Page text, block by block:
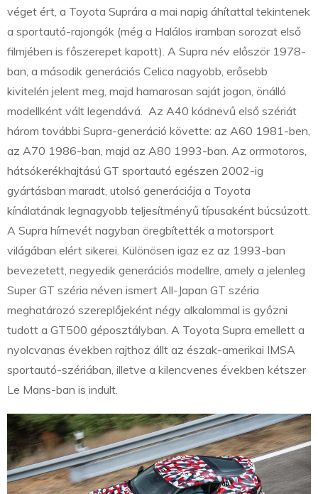
véget ért, a Toyota Suprára a mai napig áhítattal tekintenek
a sportautó-rajongók (még a Halálos iramban sorozat első
filmjében is főszerepet kapott). A Supra név először 1978-
ban, a második generációs Celica nagyobb, erősebb
kivitelén jelent meg, majd hamarosan saját jogon, önálló
modellként vált legendává. Az A40 kódnevű első szériát
három további Supra-generáció követte: az A60 1981-ben,
az A70 1986-ban, majd az A80 1993-ban. Az orrmotoros,
hátsókerékhajtású GT sportautó egészen 2002-ig
gyártásban maradt, utolsó generációja a Toyota
kínálatának legnagyobb teljesítményű típusaként búcsúzott.
A Supra hírnevét nagyban öregbítették a motorsport
világában elért sikerei. Különösen igaz ez az 1993-ban
bevezetett, negyedik generációs modellre, amely a jelenleg
Super GT széria néven ismert All-Japan GT széria
meghatározó szereplőjeként négy alkalommal is győzni
tudott a GT500 géposztályban. A Toyota Supra emellett a
nyolcvanas években rajthoz állt az észak-amerikai IMSA
sportautó-szériában, illetve a kilencvenes években kétszer
Le Mans-ban is indult.